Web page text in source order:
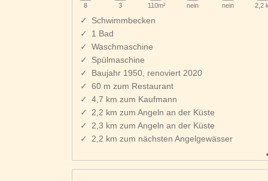
8 3 110m² nein nein 2,2
Schwimmbecken
1 Bad
Waschmaschine
Spülmaschine
Baujahr 1950, renoviert 2020
60 m zum Restaurant
4,7 km zum Kaufmann
2,2 km zum Angeln an der Küste
2,3 km zum Angeln an der Küste
2,2 km zum nächsten Angelgewässer